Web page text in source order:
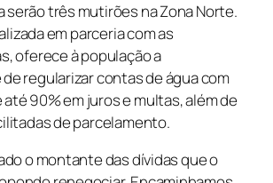
serão três mutirões na Zona Norte.
em parceria com as
oferece à população a
regularizar contas de água com
90% em juros e multas, além de
de parcelamento.
o montante das dívidas que o